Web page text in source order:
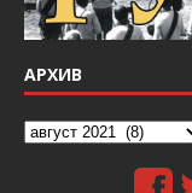
АРХИВ